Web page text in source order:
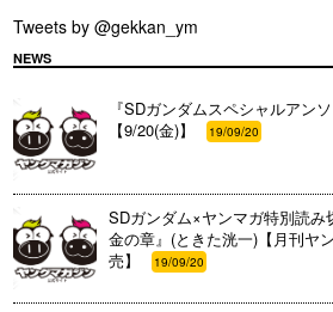
Tweets by @gekkan_ym
NEWS
『SDガンダムスペシャルアン
【9/20(金)】
19/09/20
SDガンダム×ヤンマガ特別読
金の章』(ときた洸一)【月刊ヤ
売】
19/09/20